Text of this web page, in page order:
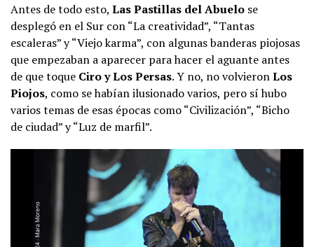
Antes de todo esto, Las Pastillas del Abuelo se
desplegó en el Sur con “La creatividad”, “Tantas
escaleras” y “Viejo karma”, con algunas banderas piojosas
que empezaban a aparecer para hacer el aguante antes
de que toque Ciro y Los Persas. Y no, no volvieronLos
Piojos, como se habían ilusionado varios, pero sí hubo
varios temas de esas épocas como “Civilización”, “Bicho
de ciudad” y “Luz de marfil”.